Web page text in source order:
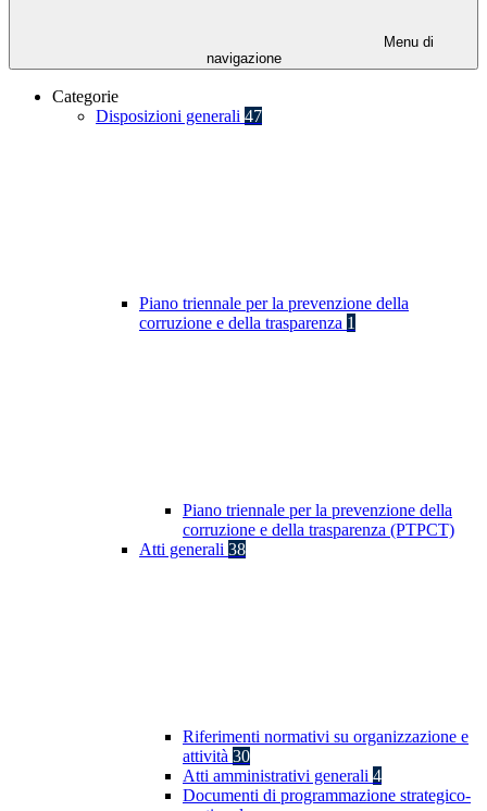
Menu di
navigazione
Categorie
Disposizioni generali 47
Piano triennale per la prevenzione della
corruzione e della trasparenza 1
Piano triennale per la prevenzione della
corruzione e della trasparenza (PTPCT)
Atti generali 38
Riferimenti normativi su organizzazione e
attività 30
Atti amministrativi generali 4
Documenti di programmazione strategico-